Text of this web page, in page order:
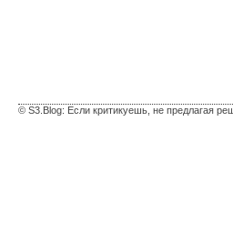
© S3.Blog: Если критикуешь, не предлагая